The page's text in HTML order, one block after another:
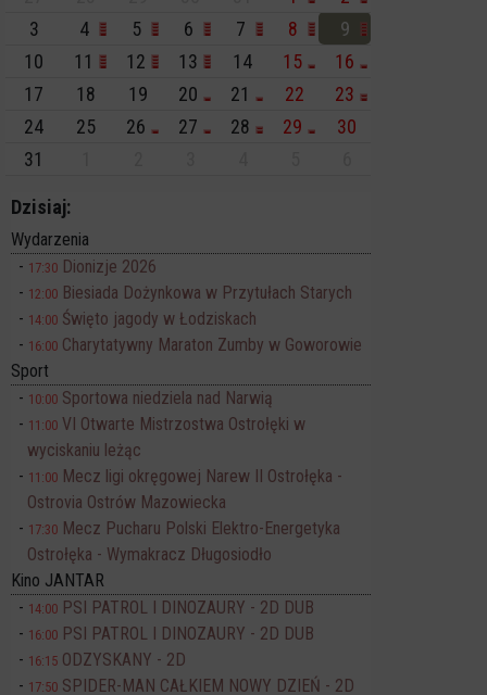
3
4 5 6 7 8
9
10
11 12 13 14 15
16
17
18 19 20 21 22
23
24
25 26 27 28 29
30
31
Dzisiaj:
Wydarzenia
17:30 Dionizje 2026
12:00 Biesiada Dożynkowa w Przytułach Starych
14:00 Święto jagody w Łodziskach
16:00 Charytatywny Maraton Zumby w Goworowie
Sport
10:00 Sportowa niedziela nad Narwią
11:00 VI Otwarte Mistrzostwa Ostrołęki w
wyciskaniu leżąc
11:00 Mecz ligi okręgowej Narew II Ostrołęka -
Ostrovia Ostrów Mazowiecka
17:30 Mecz Pucharu Polski Elektro-Energetyka
Ostrołęka - Wymakracz Długosiodło
Kino JANTAR
14:00 PSI PATROL I DINOZAURY - 2D DUB
16:00 PSI PATROL I DINOZAURY - 2D DUB
16:15 ODZYSKANY - 2D
17:50 SPIDER-MAN CAŁKIEM NOWY DZIEŃ - 2D